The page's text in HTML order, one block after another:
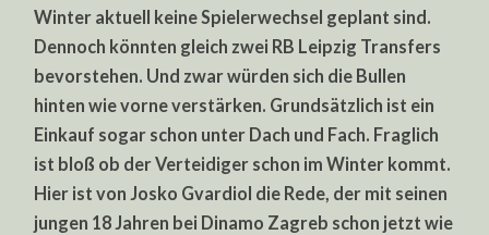
IM
FOKUS
Winter aktuell keine Spielerwechsel geplant sind.
Dennoch könnten gleich zwei RB Leipzig Transfers
bevorstehen. Und zwar würden sich die Bullen
hinten wie vorne verstärken. Grundsätzlich ist ein
Einkauf sogar schon unter Dach und Fach. Fraglich
ist bloß ob der Verteidiger schon im Winter kommt.
Hier ist von Josko Gvardiol die Rede, der mit seinen
jungen 18 Jahren bei Dinamo Zagreb schon jetzt wie